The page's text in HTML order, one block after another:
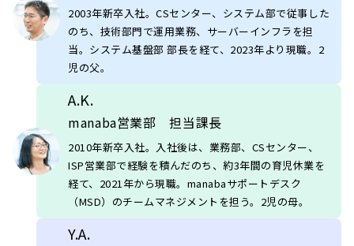
2003年新卒入社。CSセンター、システム部で従事した
のち、技術部門で運用業務、サーバーインフラを担
当。システム基盤部 部長を経て、2023年より現職。2
児の父。
A.K.
manaba営業部 担当課長
2010年新卒入社。入社後は、業務部、CSセンター、
ISP営業部で経験を積んだのち、約3年間の育児休業を
経て、2021年から現職。manabaサポートデスク
（MSD）のチームマネジメントを担う。2児の母。
Y.A.